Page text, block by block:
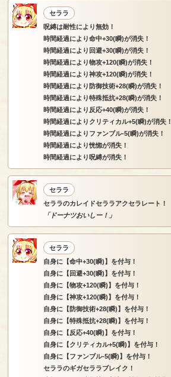
セララ
呪縛は耐性により無効！
時間経過により命中+30(瞬)が消失！
時間経過により回避+30(瞬)が消失！
時間経過により物攻+120(瞬)が消失！
時間経過により神攻+120(瞬)が消失！
時間経過により防御技術+28(瞬)が消失！
時間経過により特殊抵抗+28(瞬)が消失！
時間経過により反応+40(瞬)が消失！
時間経過によりクリティカル+5(瞬)が消失！
時間経過によりファンブル-5(瞬)が消失！
時間経過により恍惚が消失！
時間経過により呪縛が消失！
セララ
セララのカレイドセララアクセラレート！
「ドーナツおいしー！」
セララ
自身に【命中+30(瞬)】を付与！
自身に【回避+30(瞬)】を付与！
自身に【物攻+120(瞬)】を付与！
自身に【神攻+120(瞬)】を付与！
自身に【防御技術+28(瞬)】を付与！
自身に【特殊抵抗+28(瞬)】を付与！
自身に【反応+40(瞬)】を付与！
自身に【クリティカル+5(瞬)】を付与！
自身に【ファンブル-5(瞬)】を付与！
セララのギガセララブレイク！